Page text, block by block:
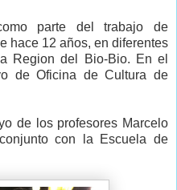
parte del trabajo de
hace 12 años, en diferentes
Region del Bio-Bio. En el
de Oficina de Cultura de
de los profesores Marcelo
con la Escuela de